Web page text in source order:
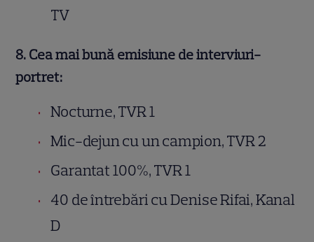
TV
8. Cea mai bună emisiune de interviuri-
portret:
Nocturne, TVR 1
Mic-dejun cu un campion, TVR 2
Garantat 100%, TVR 1
40 de întrebări cu Denise Rifai, Kanal
D